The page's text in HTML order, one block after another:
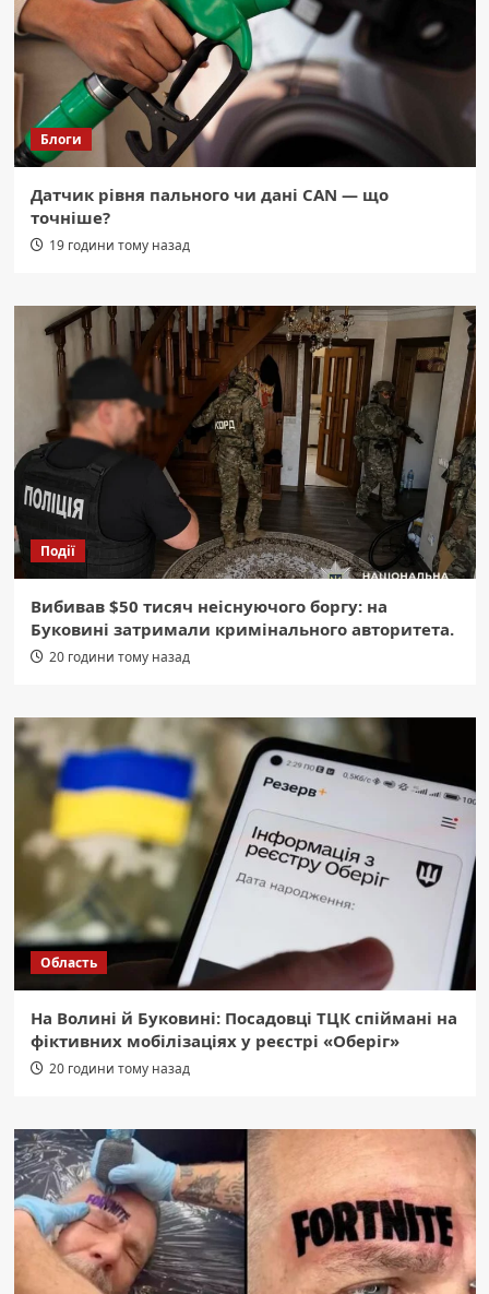
Блоги
Датчик рівня пального чи дані CAN — що
точніше?
19 години тому назад
Події
Вибивав $50 тисяч неіснуючого боргу: на
Буковині затримали кримінального авторитета.
20 години тому назад
Область
На Волині й Буковині: Посадовці ТЦК спіймані на
фіктивних мобілізаціях у реєстрі «Оберіг»
20 години тому назад